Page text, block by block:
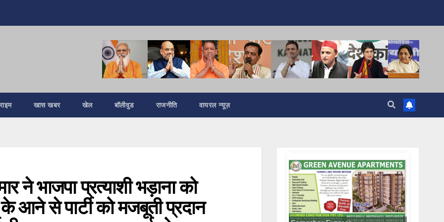
खास खबर खेल बॉलीवुड राजनीति वायरल न्यूज़
ने भाजपा प्रत्याशी भड़ाना को
आने से पार्टी को मजबूती प्रदान
Samachar Express